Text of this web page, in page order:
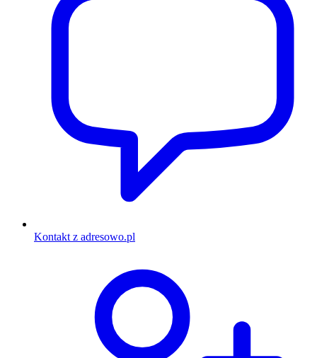
Kontakt z adresowo.pl